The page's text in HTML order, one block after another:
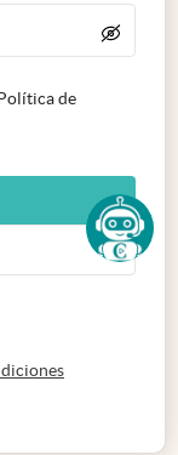
de
abre en nueva